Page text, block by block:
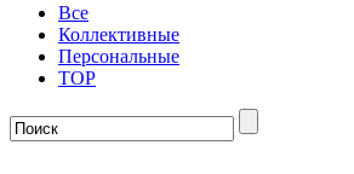
Все
Коллективные
Персональные
TOP